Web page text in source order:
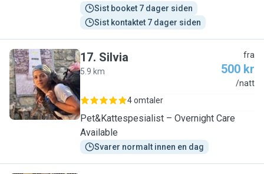
Sist booket 7 dager siden
Sist kontaktet 7 dager siden
S
17. Silvia
5.9 km
fra
500 kr
/natt
4 omtaler
Pet&Kattespesialist – Overnight Care
Available
Svarer normalt innen en dag